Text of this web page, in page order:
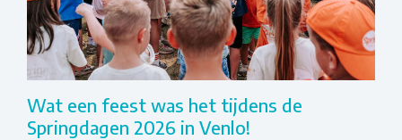
Wat een feest was het tijdens de
Springdagen 2026 in Venlo!